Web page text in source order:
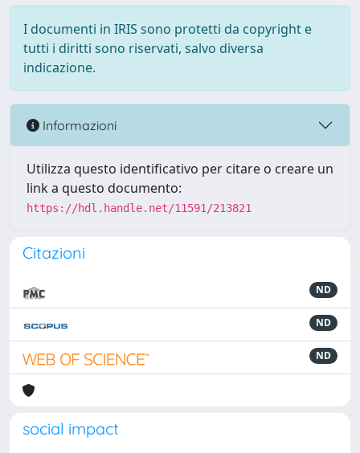
I documenti in IRIS sono protetti da copyright e
tutti i diritti sono riservati, salvo diversa
indicazione.
Informazioni
Utilizza questo identificativo per citare o creare un
link a questo documento:
https://hdl.handle.net/11591/213821
Citazioni
ND
ND
ND
social impact